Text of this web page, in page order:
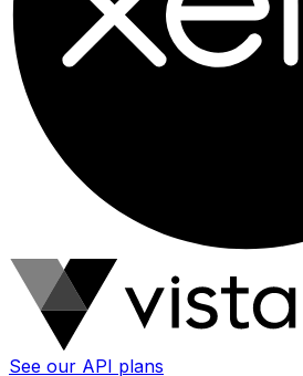
See our API plans